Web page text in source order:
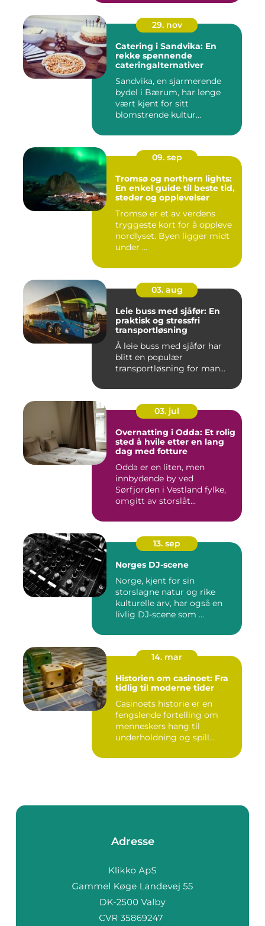
29. nov
Catering i Sandvika: En
rekke spennende
cateringalternativer
Sandvika, en sjarmerende
bydel i Bærum, har lenge
vært kjent for sitt
blomstrende kultur...
09. sep
Tromsø og northern lights:
En enkel guide til beste tid,
steder og opplevelser
Tromsø er et av verdens
tryggeste kort for å oppleve
nordlyset. Byen ligger midt
under ...
03. aug
Leie buss med sjåfør: En
praktisk og stressfri
transportløsning
Å leie buss med sjåfør har
blitt en populær
transportløsning for man...
03. jul
Overnatting i Odda: Et rolig
sted å hvile etter en lang
dag med fotture
Odda er en liten, men
innbydende by ved
Sørfjorden i Vestland fylke,
omgitt av storslåt...
13. sep
Norges DJ-scene
Norge, kjent for sin
storslagne natur og rike
kulturelle arv, har også en
livlig DJ-scene som ...
14. mar
Historien om casinoet: Fra
tidlig til moderne tider
Casinoets historie er en
fengslende fortelling om
menneskers hang til
underholdning og spill
Adresse